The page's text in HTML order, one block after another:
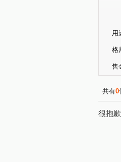
用
格
售
共有0
很抱